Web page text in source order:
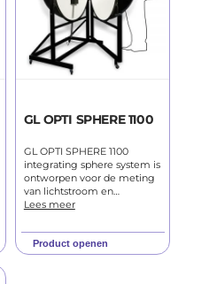
GL OPTI SPHERE 1100
GL OPTI SPHERE 1100
integrating sphere system is
ontworpen voor de meting
van lichtstroom en…
Lees meer
Product openen